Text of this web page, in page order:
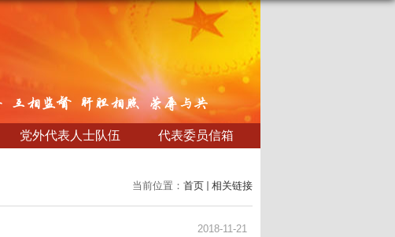
党外代表人士队伍 代表委员信箱
当前位置： 首页 相关链接
2018-11-21